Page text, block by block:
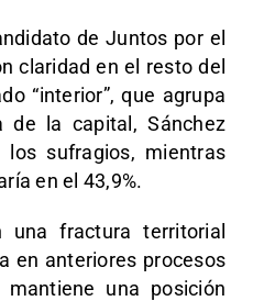
de Juntos por el
claridad en el resto del
“interior”, que agrupa
de la capital, Sánchez
los sufragios, mientras
en el 43,9%.
una fractura territorial
en anteriores procesos
mantiene una posición